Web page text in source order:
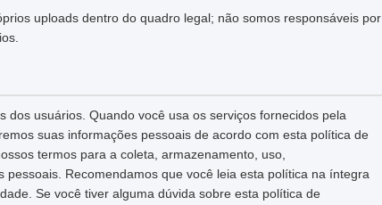
uploads dentro do quadro legal; não somos responsáveis por
dos usuários. Quando você usa os serviços fornecidos pela
suas informações pessoais de acordo com esta política de
termos para a coleta, armazenamento, uso,
Recomendamos que você leia esta política na íntegra
Se você tiver alguma dúvida sobre esta política de